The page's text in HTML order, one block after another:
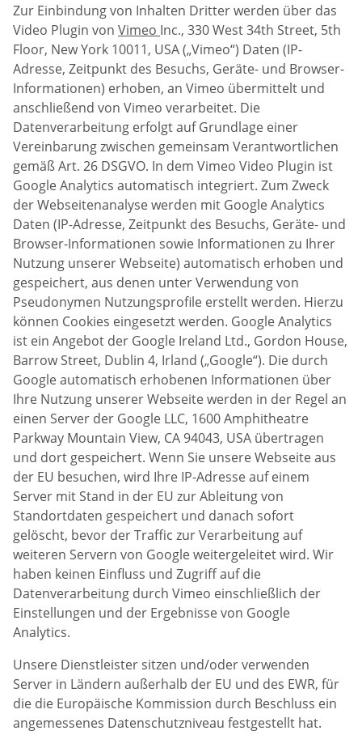
Zur Einbindung von Inhalten Dritter werden über das
Video Plugin von Vimeo Inc., 330 West 34th Street, 5th
Floor, New York 10011, USA („Vimeo“) Daten (IP-
Adresse, Zeitpunkt des Besuchs, Geräte- und Browser-
Informationen) erhoben, an Vimeo übermittelt und
anschließend von Vimeo verarbeitet. Die
Datenverarbeitung erfolgt auf Grundlage einer
Vereinbarung zwischen gemeinsam Verantwortlichen
gemäß Art. 26 DSGVO. In dem Vimeo Video Plugin ist
Google Analytics automatisch integriert. Zum Zweck
der Webseitenanalyse werden mit Google Analytics
Daten (IP-Adresse, Zeitpunkt des Besuchs, Geräte- und
Browser-Informationen sowie Informationen zu Ihrer
Nutzung unserer Webseite) automatisch erhoben und
gespeichert, aus denen unter Verwendung von
Pseudonymen Nutzungsprofile erstellt werden. Hierzu
können Cookies eingesetzt werden. Google Analytics
ist ein Angebot der Google Ireland Ltd., Gordon House,
Barrow Street, Dublin 4, Irland („Google“). Die durch
Google automatisch erhobenen Informationen über
Ihre Nutzung unserer Webseite werden in der Regel an
einen Server der Google LLC, 1600 Amphitheatre
Parkway Mountain View, CA 94043, USA übertragen
und dort gespeichert. Wenn Sie unsere Webseite aus
der EU besuchen, wird Ihre IP-Adresse auf einem
Server mit Stand in der EU zur Ableitung von
Standortdaten gespeichert und danach sofort
gelöscht, bevor der Traffic zur Verarbeitung auf
weiteren Servern von Google weitergeleitet wird. Wir
haben keinen Einfluss und Zugriff auf die
Datenverarbeitung durch Vimeo einschließlich der
Einstellungen und der Ergebnisse von Google
Analytics.
Unsere Dienstleister sitzen und/oder verwenden
Server in Ländern außerhalb der EU und des EWR, für
die die Europäische Kommission durch Beschluss ein
angemessenes Datenschutzniveau festgestellt hat.